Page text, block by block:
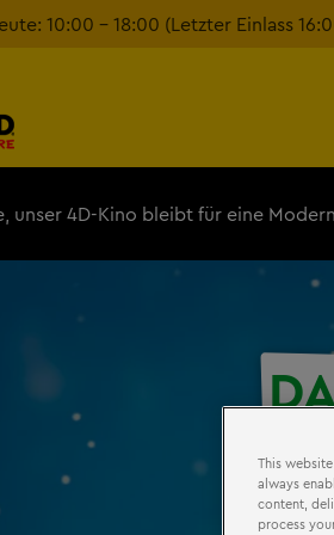
10:00 - 18:00 (Letzter Einlass
unser 4D-Kino bleibt für eine
This
always
content,
process